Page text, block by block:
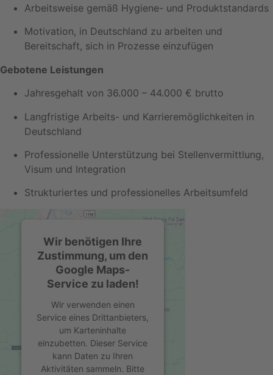
Arbeitsweise gemäß Hygiene- und Produktstandards
Motivation, in Deutschland zu arbeiten und
Bereitschaft, sich in Prozesse einzufügen
Gebotene Leistungen
Jahresgehalt von 36.000 – 44.000 € brutto
Langfristige Arbeits- und Karrieremöglichkeiten in
Deutschland
Professionelle Unterstützung bei Stellenvermittlung,
Visum und Integration
Strukturiertes und professionelles Arbeitsumfeld
Wir benötigen Ihre
Zustimmung, um den
Google Maps-
Service zu laden!
Wir verwenden einen
Service eines Drittanbieters,
um Karteninhalte
einzubetten. Dieser Service
kann Daten zu Ihren
Aktivitäten sammeln. Bitte